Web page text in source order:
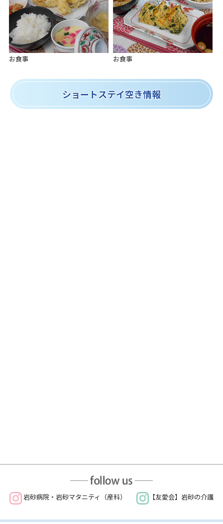
お食事 お食事
ショートステイ空き情報
岩砂病院・岩砂マタニティ（産科） 【友愛会】岩砂の介護